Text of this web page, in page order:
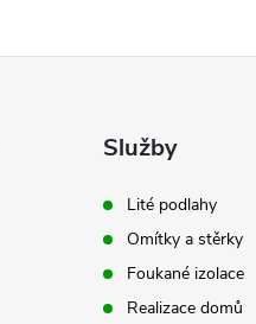
ý
Služby
Lité podlahy
Omítky a stěrky
Foukané izolace
Realizace domů